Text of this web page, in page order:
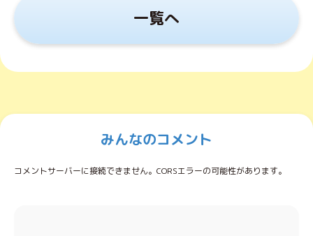
一覧へ
みんなのコメント
コメントサーバーに接続できません。CORSエラーの可能性があります。